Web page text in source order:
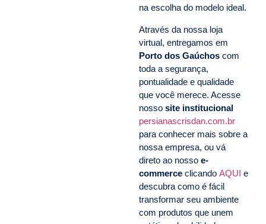
na escolha do modelo ideal.
Através da nossa loja
virtual, entregamos em
Porto dos Gaúchos com
toda a segurança,
pontualidade e qualidade
que você merece. Acesse
nosso site institucional
persianascrisdan.com.br
para conhecer mais sobre a
nossa empresa, ou vá
direto ao nosso e-
commerce clicando AQUI e
descubra como é fácil
transformar seu ambiente
com produtos que unem